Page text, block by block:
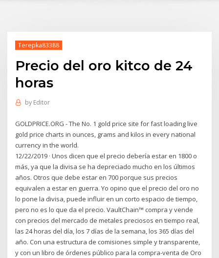
Terepka83388
Precio del oro kitco de 24
horas
by Editor
GOLDPRICE.ORG - The No. 1 gold price site for fast loading live
gold price charts in ounces, grams and kilos in every national
currency in the world.
12/22/2019 · Unos dicen que el precio debería estar en 1800 o
más, ya que la divisa se ha depreciado mucho en los últimos
años. Otros que debe estar en 700 porque sus precios
equivalen a estar en guerra. Yo opino que el precio del oro no
lo pone la divisa, puede influir en un corto espacio de tiempo,
pero no es lo que da el precio. VaultChain™ compra y vende
con precios del mercado de metales preciosos en tiempo real,
las 24 horas del día, los 7 días de la semana, los 365 días del
año. Con una estructura de comisiones simple y transparente,
y con un libro de órdenes público para la compra-venta de Oro